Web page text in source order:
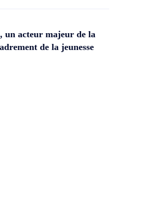
un acteur majeur de la
de la jeunesse